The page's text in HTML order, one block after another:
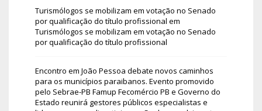
Turismólogos se mobilizam em votação no Senado
por qualificação do título profissional em
Turismólogos se mobilizam em votação no Senado
por qualificação do título profissional
Encontro em João Pessoa debate novos caminhos
para os municípios paraibanos. Evento promovido
pelo Sebrae-PB Famup Fecomércio PB e Governo do
Estado reunirá gestores públicos especialistas e